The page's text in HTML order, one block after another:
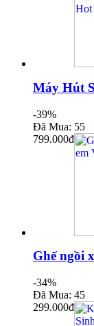
Máy Hút
-39%
Đã Mua: 55
799.000đ
Ghế ngồi
-34%
Đã Mua: 45
299.000đ